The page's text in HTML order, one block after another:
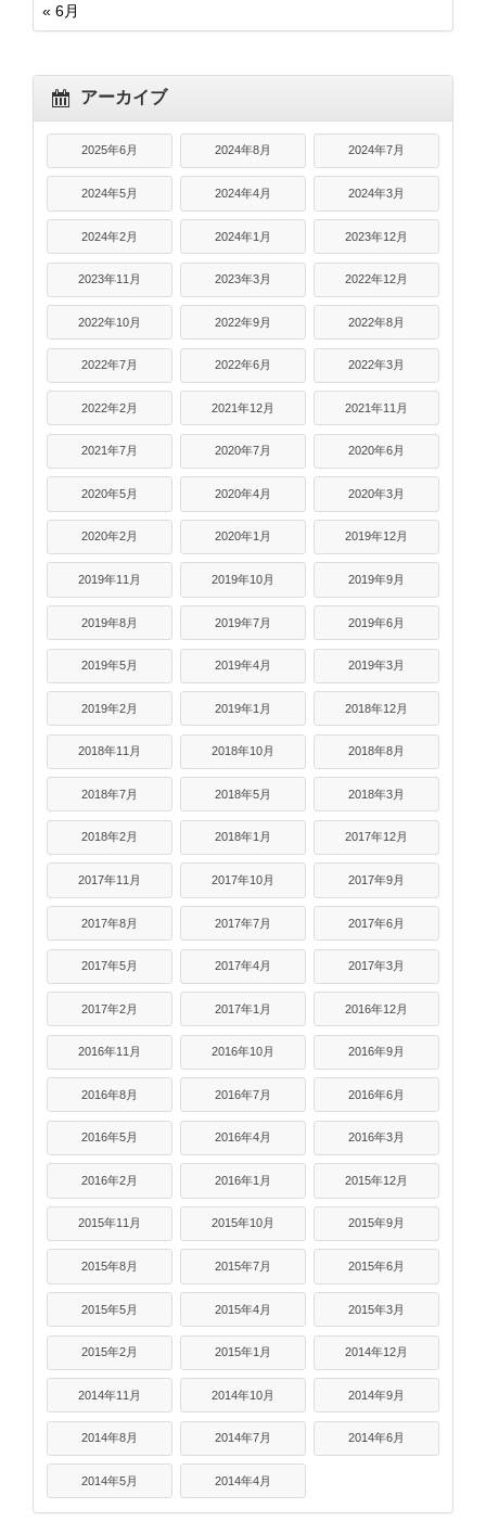
« 6月
アーカイブ
2025年6月 2024年8月 2024年7月
2024年5月 2024年4月 2024年3月
2024年2月 2024年1月 2023年12月
2023年11月 2023年3月 2022年12月
2022年10月 2022年9月 2022年8月
2022年7月 2022年6月 2022年3月
2022年2月 2021年12月 2021年11月
2021年7月 2020年7月 2020年6月
2020年5月 2020年4月 2020年3月
2020年2月 2020年1月 2019年12月
2019年11月 2019年10月 2019年9月
2019年8月 2019年7月 2019年6月
2019年5月 2019年4月 2019年3月
2019年2月 2019年1月 2018年12月
2018年11月 2018年10月 2018年8月
2018年7月 2018年5月 2018年3月
2018年2月 2018年1月 2017年12月
2017年11月 2017年10月 2017年9月
2017年8月 2017年7月 2017年6月
2017年5月 2017年4月 2017年3月
2017年2月 2017年1月 2016年12月
2016年11月 2016年10月 2016年9月
2016年8月 2016年7月 2016年6月
2016年5月 2016年4月 2016年3月
2016年2月 2016年1月 2015年12月
2015年11月 2015年10月 2015年9月
2015年8月 2015年7月 2015年6月
2015年5月 2015年4月 2015年3月
2015年2月 2015年1月 2014年12月
2014年11月 2014年10月 2014年9月
2014年8月 2014年7月 2014年6月
2014年5月 2014年4月